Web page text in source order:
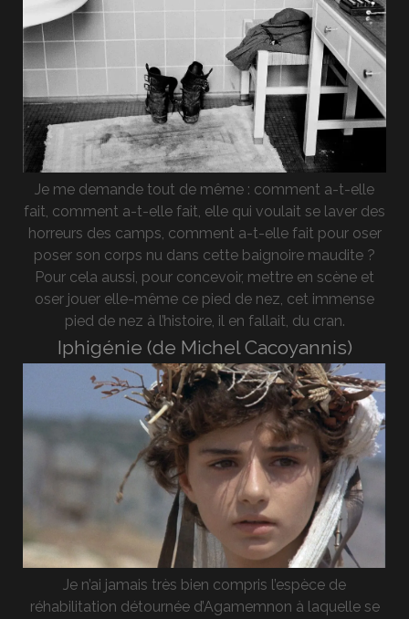
Je me demande tout de même : comment a-t-elle
fait, comment a-t-elle fait, elle qui voulait se laver des
horreurs des camps, comment a-t-elle fait pour oser
poser son corps nu dans cette baignoire maudite ?
Pour cela aussi, pour concevoir, mettre en scène et
oser jouer elle-même ce pied de nez, cet immense
pied de nez à l’histoire, il en fallait, du cran.
Iphigénie (de Michel Cacoyannis)
Je n’ai jamais très bien compris l’espèce de
réhabilitation détournée d’Agamemnon à laquelle se